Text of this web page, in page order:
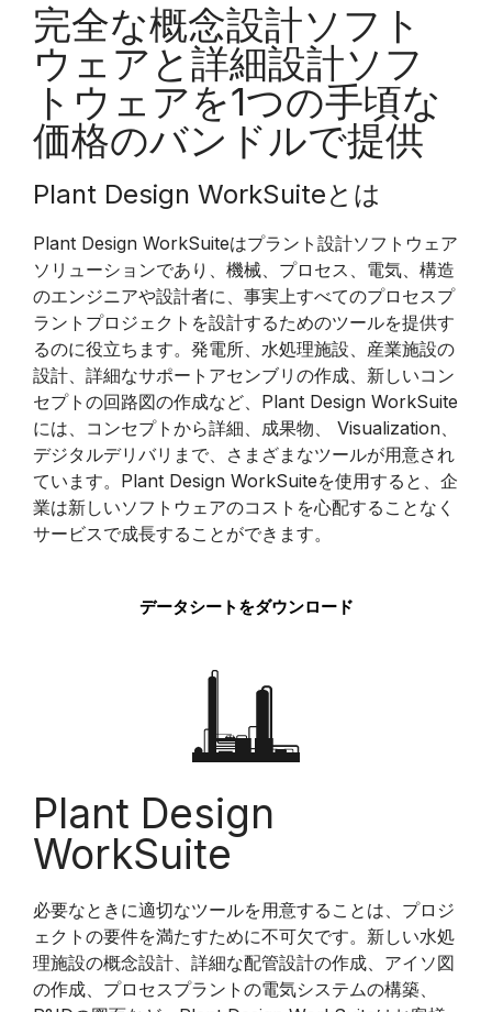
完全な概念設計ソフト
ウェアと詳細設計ソフ
トウェアを1つの手頃な
価格のバンドルで提供
Plant Design WorkSuiteとは
Plant Design WorkSuiteはプラント設計ソフトウェア
ソリューションであり、機械、プロセス、電気、構造
のエンジニアや設計者に、事実上すべてのプロセスプ
ラントプロジェクトを設計するためのツールを提供す
るのに役立ちます。発電所、水処理施設、産業施設の
設計、詳細なサポートアセンブリの作成、新しいコン
セプトの回路図の作成など、Plant Design WorkSuite
には、コンセプトから詳細、成果物、 Visualization、
デジタルデリバリまで、さまざまなツールが用意され
ています。Plant Design WorkSuiteを使用すると、企
業は新しいソフトウェアのコストを心配することなく
サービスで成長することができます。
データシートをダウンロード
Plant Design
WorkSuite
必要なときに適切なツールを用意することは、プロジ
ェクトの要件を満たすために不可欠です。新しい水処
理施設の概念設計、詳細な配管設計の作成、アイソ図
の作成、プロセスプラントの電気システムの構築、